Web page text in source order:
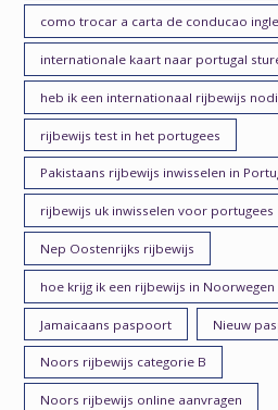
como trocar a carta de conducao
internationale kaart naar portugal
heb ik een internationaal rijbewijs
rijbewijs test in het portugees
Pakistaans rijbewijs inwisselen in
rijbewijs uk inwisselen voor portugees
Nep Oostenrijks rijbewijs
hoe krijg ik een rijbewijs in Noorwegen
Jamaicaans paspoort Nieuw
Noors rijbewijs categorie B
Noors rijbewijs online aanvragen